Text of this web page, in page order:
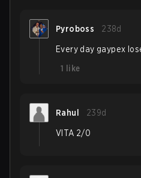
Pyroboss 238d
Every day gaypex
1
like
Rahul 239d
VITA 2/0